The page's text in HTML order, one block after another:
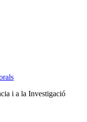
i a la Investigació